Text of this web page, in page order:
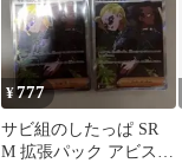
¥777
サビ組のしたっぱ SR
M 拡張パック アビスア